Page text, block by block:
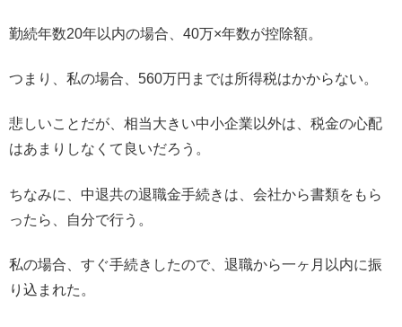
勤続年数20年以内の場合、40万×年数が控除額。
つまり、私の場合、560万円までは所得税はかからない。
悲しいことだが、相当大きい中小企業以外は、税金の心配
はあまりしなくて良いだろう。
ちなみに、中退共の退職金手続きは、会社から書類をもら
ったら、自分で行う。
私の場合、すぐ手続きしたので、退職から一ヶ月以内に振
り込まれた。